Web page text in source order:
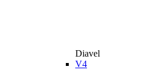
Diavel
V4